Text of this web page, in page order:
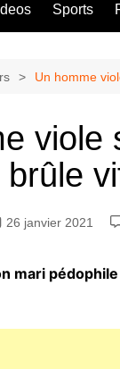
Sports
Un homme
viole
26 janvier 2021
mari